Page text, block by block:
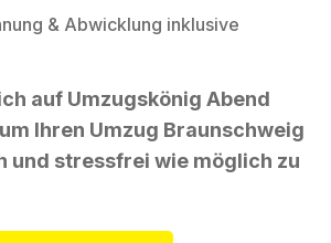
& Abwicklung inklusive
auf Umzugskönig Abend
Ihren Umzug Braunschweig
und stressfrei wie möglich zu